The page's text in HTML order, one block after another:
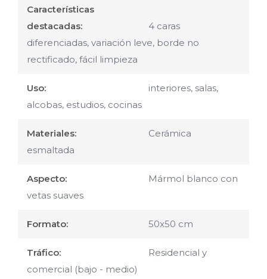
Características
destacadas:
4 caras
diferenciadas, variación leve, borde no
rectificado, fácil limpieza
Uso:
interiores, salas,
alcobas, estudios, cocinas
Materiales:
Cerámica
esmaltada
Aspecto:
Mármol blanco con
vetas suaves
Formato: 50x50 cm
Tráfico:
Residencial y
comercial (bajo - medio)